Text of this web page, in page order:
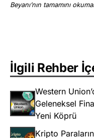
Beyanı’nın tamamını
İlgili Rehber
Western
Geleneksel
Yeni Köprü
Kripto